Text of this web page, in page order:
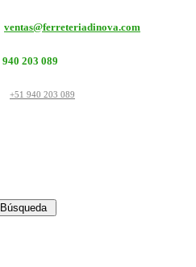
ventas@ferreteriadinova.com
940 203 089
+51 940 203 089
Búsqueda